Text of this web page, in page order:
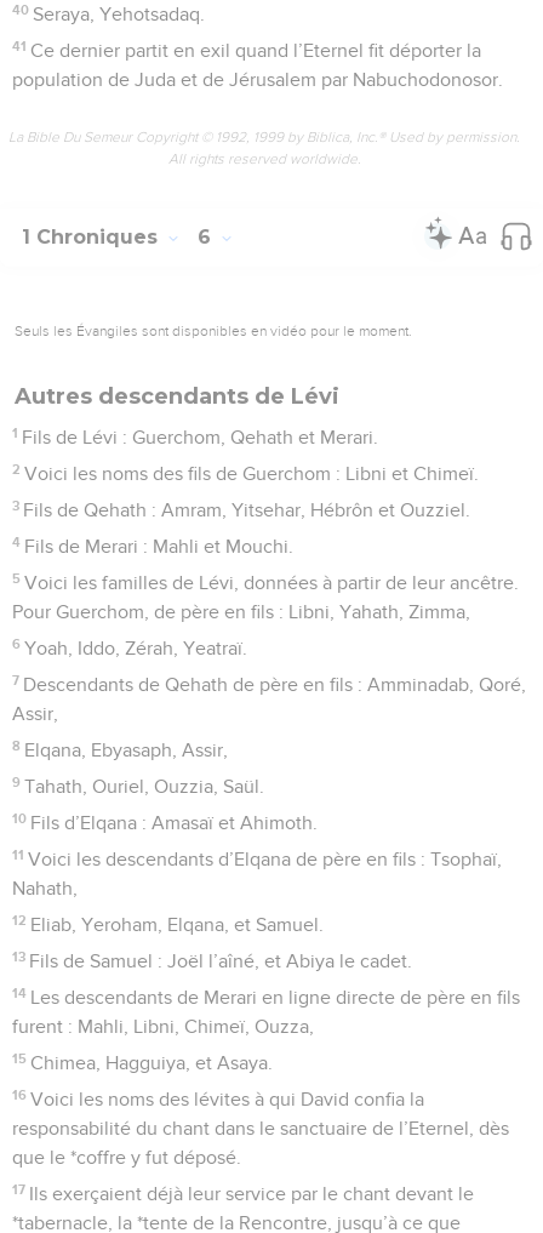
40 Seraya, Yehotsadaq.
41 Ce dernier partit en exil quand l’Eternel fit déporter la
population de Juda et de Jérusalem par Nabuchodonosor.
La Bible Du Semeur Copyright © 1992, 1999 by Biblica, Inc.® Used by permission.
All rights reserved worldwide.
1 Chroniques 6
Seuls les Évangiles sont disponibles en vidéo pour le moment.
Autres descendants de Lévi
1 Fils de Lévi : Guerchom, Qehath et Merari.
2 Voici les noms des fils de Guerchom : Libni et Chimeï.
3 Fils de Qehath : Amram, Yitsehar, Hébrôn et Ouzziel.
4 Fils de Merari : Mahli et Mouchi.
5 Voici les familles de Lévi, données à partir de leur ancêtre.
Pour Guerchom, de père en fils : Libni, Yahath, Zimma,
6 Yoah, Iddo, Zérah, Yeatraï.
7 Descendants de Qehath de père en fils : Amminadab, Qoré,
Assir,
8 Elqana, Ebyasaph, Assir,
9 Tahath, Ouriel, Ouzzia, Saül.
10 Fils d’Elqana : Amasaï et Ahimoth.
11 Voici les descendants d’Elqana de père en fils : Tsophaï,
Nahath,
12 Eliab, Yeroham, Elqana, et Samuel.
13 Fils de Samuel : Joël l’aîné, et Abiya le cadet.
14 Les descendants de Merari en ligne directe de père en fils
furent : Mahli, Libni, Chimeï, Ouzza,
15 Chimea, Hagguiya, et Asaya.
16 Voici les noms des lévites à qui David confia la
responsabilité du chant dans le sanctuaire de l’Eternel, dès
que le *coffre y fut déposé.
17 Ils exerçaient déjà leur service par le chant devant le
*tabernacle, la *tente de la Rencontre, jusqu’à ce que